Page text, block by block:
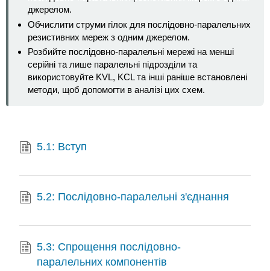
джерелом.
Обчислити струми гілок для послідовно-паралельних
резистивних мереж з одним джерелом.
Розбийте послідовно-паралельні мережі на менші
серійні та лише паралельні підрозділи та
використовуйте KVL, KCL та інші раніше встановлені
методи, щоб допомогти в аналізі цих схем.
5.1: Вступ
5.2: Послідовно-паралельні з'єднання
5.3: Спрощення послідовно-
паралельних компонентів